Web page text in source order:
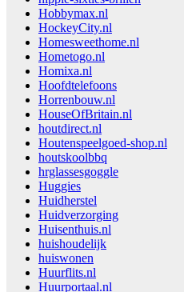
Hobbymax.nl
HockeyCity.nl
Homesweethome.nl
Hometogo.nl
Homixa.nl
Hoofdtelefoons
Horrenbouw.nl
HouseOfBritain.nl
houtdirect.nl
Houtenspeelgoed-shop.nl
houtskoolbbq
hrglassesgoggle
Huggies
Huidherstel
Huidverzorging
Huisenthuis.nl
huishoudelijk
huiswonen
Huurflits.nl
Huurportaal.nl